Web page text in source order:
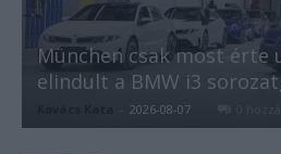
München csak most érte
elindult a BMW i3
- 2026-08-07